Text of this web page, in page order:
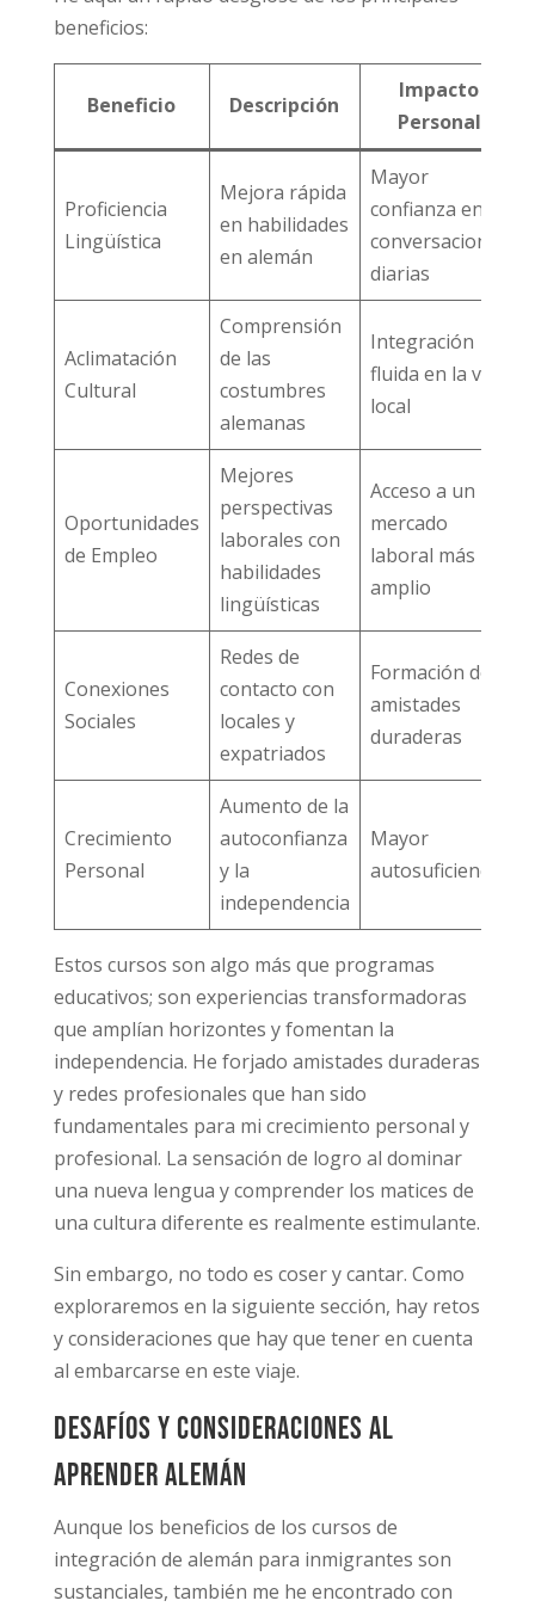
beneficios:
Beneficio Descripción
Impacto
Personal
Proficiencia
Lingüística
Mejora rápida
en habilidades
en alemán
Mayor
confianza en
conversaciones
diarias
Aclimatación
Cultural
Comprensión
de las
costumbres
alemanas
Integración
fluida en la vida
local
Oportunidades
de Empleo
Mejores
perspectivas
laborales con
habilidades
lingüísticas
Acceso a un
mercado
laboral más
amplio
Conexiones
Sociales
Redes de
contacto con
locales y
expatriados
Formación de
amistades
duraderas
Crecimiento
Personal
Aumento de la
autoconfianza
y la
independencia
Mayor
autosuficiencia
Estos cursos son algo más que programas
educativos; son experiencias transformadoras
que amplían horizontes y fomentan la
independencia. He forjado amistades duraderas
y redes profesionales que han sido
fundamentales para mi crecimiento personal y
profesional. La sensación de logro al dominar
una nueva lengua y comprender los matices de
una cultura diferente es realmente estimulante.
Sin embargo, no todo es coser y cantar. Como
exploraremos en la siguiente sección, hay retos
y consideraciones que hay que tener en cuenta
al embarcarse en este viaje.
Desafíos y consideraciones al
aprender alemán
Aunque los beneficios de los cursos de
integración de alemán para inmigrantes son
sustanciales, también me he encontrado con